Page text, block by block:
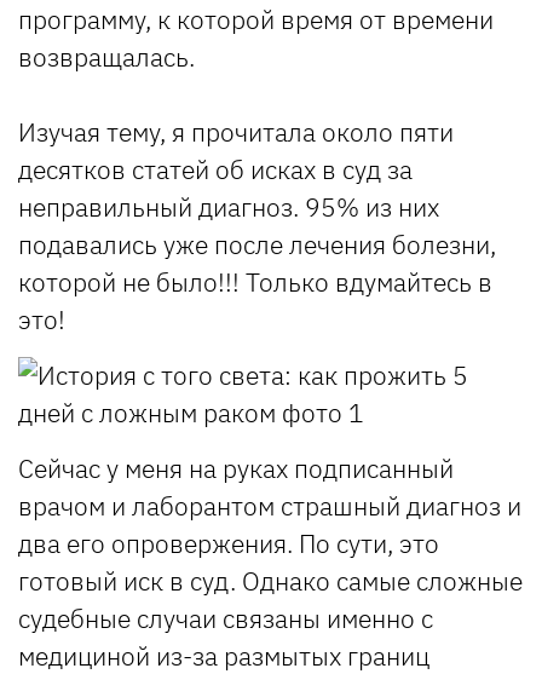
программу, к которой время от времени
возвращалась.
Изучая тему, я прочитала около пяти
десятков статей об исках в суд за
неправильный диагноз. 95% из них
подавались уже после лечения болезни,
которой не было!!! Только вдумайтесь в
это!
Сейчас у меня на руках подписанный
врачом и лаборантом страшный диагноз и
два его опровержения. По сути, это
готовый иск в суд. Однако самые сложные
судебные случаи связаны именно с
медициной из-за размытых границ